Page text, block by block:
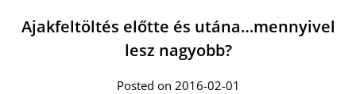
Ajakfeltöltés előtte és utána…mennyivel
lesz nagyobb?
Posted on 2016-02-01